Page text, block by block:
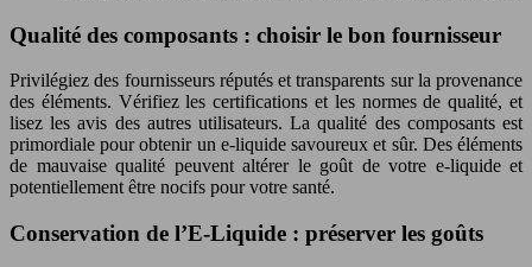
Qualité des composants : choisir le bon fournisseur
Privilégiez des fournisseurs réputés et transparents sur la provenance
des éléments. Vérifiez les certifications et les normes de qualité, et
lisez les avis des autres utilisateurs. La qualité des composants est
primordiale pour obtenir un e-liquide savoureux et sûr. Des éléments
de mauvaise qualité peuvent altérer le goût de votre e-liquide et
potentiellement être nocifs pour votre santé.
Conservation de l’E-Liquide : préserver les goûts